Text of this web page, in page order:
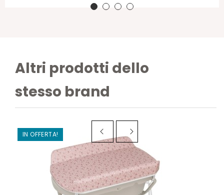
Altri prodotti dello
stesso brand
IN OFFERTA!